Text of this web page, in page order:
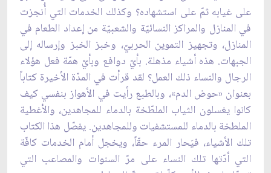
على غيابه ثمّ على استشهاده؟ وكذلك الخدمات التي أُنجزت
في المنازل والمراكز النسائيّة والشعبيّة من إعداد الطعام في
المنازل، وتجهيز التموين الحربيّ، وخبز الخبز وإرساله إلى
الجبهات. هذه أشياء مذهلة. بأيّ دوافع وبأيّ همّة فعل هؤلاء
الرجال والنساء ذلك العمل؟ لقد قرأت في المدّة الأخيرة كتاباً
بعنوان «حوض الدم»، وبالطبع رأيت في الأهواز بنفسي كيف
كانوا يغسلون الثياب الملطّخة بالدماء للمجاهدين، والأغطية
الملطخة بالدماء للمستشفيات وللمجاهدين. يفصّل هذا الكتاب
تلك الأشياء، فيَحار المرء حقّاً، ويخجل أمام الخدمات كافّة
التي أدّتها تلك النساء على مرّ السنوات والمصاعب التي